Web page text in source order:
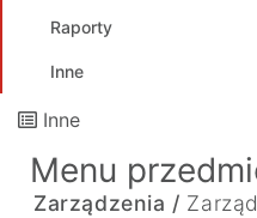
Raporty
Inne
Inne
Menu
Zarządzenia /